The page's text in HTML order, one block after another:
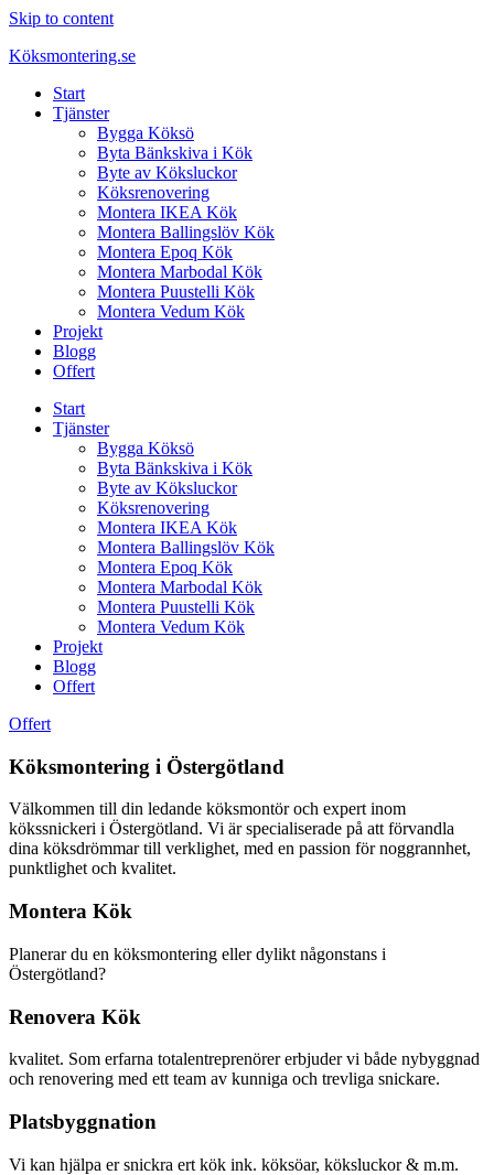
Skip to content
Köksmontering.se
Start
Tjänster
Bygga Köksö
Byta Bänkskiva i Kök
Byte av Köksluckor
Köksrenovering
Montera IKEA Kök
Montera Ballingslöv Kök
Montera Epoq Kök
Montera Marbodal Kök
Montera Puustelli Kök
Montera Vedum Kök
Projekt
Blogg
Offert
Start
Tjänster
Bygga Köksö
Byta Bänkskiva i Kök
Byte av Köksluckor
Köksrenovering
Montera IKEA Kök
Montera Ballingslöv Kök
Montera Epoq Kök
Montera Marbodal Kök
Montera Puustelli Kök
Montera Vedum Kök
Projekt
Blogg
Offert
Offert
Köksmontering i Östergötland
Välkommen till din ledande köksmontör och expert inom
kökssnickeri i Östergötland. Vi är specialiserade på att förvandla
dina köksdrömmar till verklighet, med en passion för noggrannhet,
punktlighet och kvalitet.
Montera Kök
Planerar du en köksmontering eller dylikt någonstans i
Östergötland?
Renovera Kök
kvalitet. Som erfarna totalentreprenörer erbjuder vi både nybyggnad
och renovering med ett team av kunniga och trevliga snickare.
Platsbyggnation
Vi kan hjälpa er snickra ert kök ink. köksöar, köksluckor & m.m.